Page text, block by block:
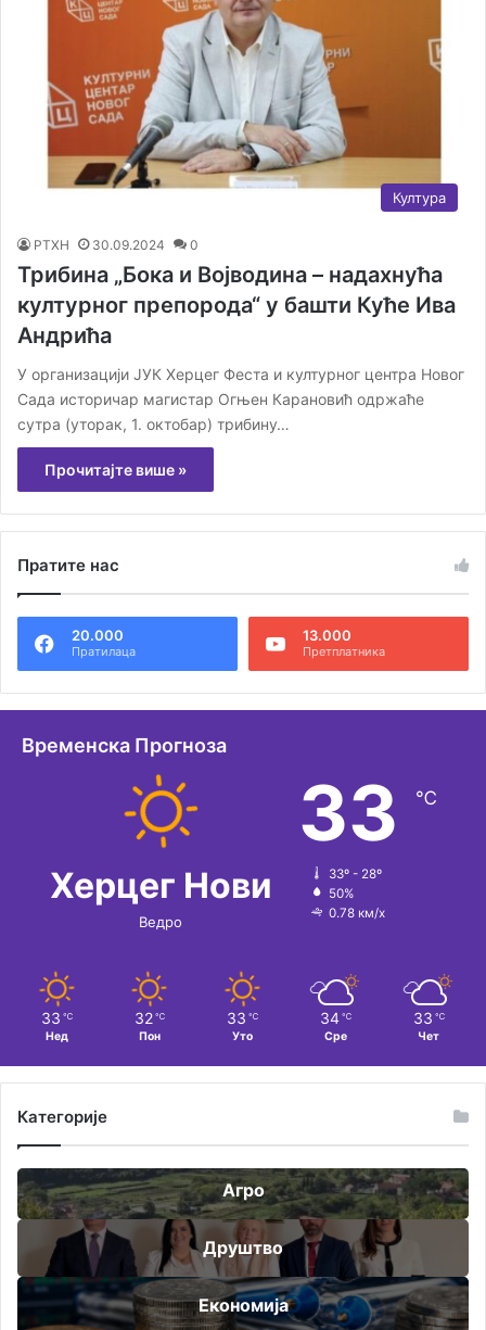
Култура
РТХН 30.09.2024 0
Трибина „Бока и Војводина – надахнућа
културног препорода“ у башти Куће Ива
Андрића
У организацији ЈУК Херцег Феста и културног центра Новог
Сада историчар магистар Огњен Карановић одржаће
сутра (уторак, 1. октобар) трибину…
Прочитајте више »
Пратите нас
20.000
Пратилаца
13.000
Претплатника
Временска Прогноза
Херцег Нови
Ведро
33 ℃
33º - 28º
50%
0.78 км/х
33 ℃
Нед
32 ℃
Пон
33 ℃
Уто
34 ℃
Сре
33 ℃
Чет
Категорије
Агро
Друштво
Економија